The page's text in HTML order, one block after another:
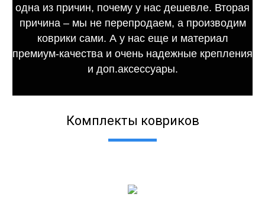
одна из причин, почему у нас дешевле. Вторая
причина – мы не перепродаем, а производим
коврики сами. А у нас еще и материал
премиум-качества и очень надежные крепления
и доп.аксессуары.
Комплекты ковриков